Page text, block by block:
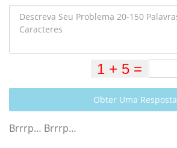
Obter Uma Resposta
Brrrp… Brrrp…